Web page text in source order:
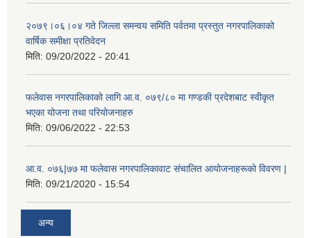
२०७९।०६।०४ गते जिल्ला समन्वय समिति पर्वतमा प्रस्तुत नगरपालिकाको
वार्षिक समीक्षा प्रतिवेदन
मिति: 09/20/2022 - 20:41
फलेवास नगरपालिकाको लागि आ.व. ०७९/८० मा गण्डकी प्रदेशबाट स्वीकृत
भएका योजना तथा परियोजनाहरु
मिति: 09/06/2022 - 22:53
आ.व. ०७६|७७ मा फलेवास नगरपालिकावाट संचालित आयोजनाहरूको विवरण |
मिति: 09/21/2020 - 15:54
अन्य